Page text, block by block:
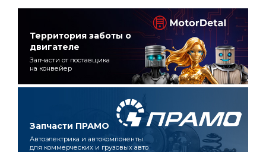
Территория заботы о
двигателе
Запчасти от поставщика
на конвейер
Запчасти ПРАМО
Автоэлектрика и автокомпоненты
для коммерческих и грузовых авто